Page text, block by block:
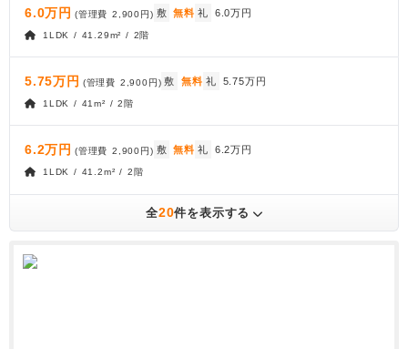
6.0万円 (管理費 2,900円) 敷 無料 礼 6.0万円
1LDK / 41.29m² / 2階
5.75万円 (管理費 2,900円) 敷 無料 礼 5.75万円
1LDK / 41m² / 2階
6.2万円 (管理費 2,900円) 敷 無料 礼 6.2万円
1LDK / 41.2m² / 2階
全20件を表示する